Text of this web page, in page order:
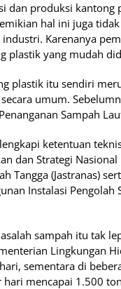
dan produksi kantong
hal ini juga
Karenanya
plastik yang mudah
plastik itu sendiri
umum.
Sampah
ketentuan
dan Strategi
Tangga (Jastranas)
Instalasi
sampah itu tak
Lingkungan
sementara di
mencapai 1.500